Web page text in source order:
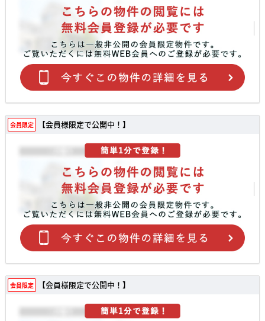
会員限定 【会員様限定で公開中！】
会員限定 【会員様限定で公開中！】